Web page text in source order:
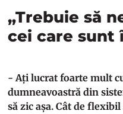
„Trebuie să
cei care sunt
- Ați lucrat foarte mult
dumneavoastră din
să zic așa. Cât de